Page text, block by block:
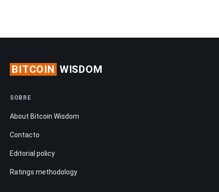
BITCOIN WISDOM
SOBRE
About Bitcoin Wisdom
Contacto
Editorial policy
Ratings methodology